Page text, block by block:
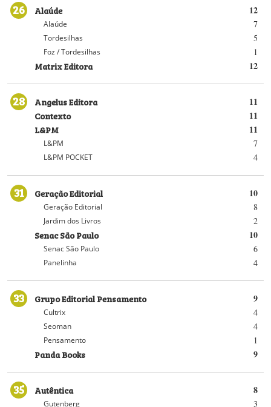
26 12
Alaúde
7
Alaúde
5
Tordesilhas
1
Foz / Tordesilhas
12
Matrix Editora
28 11
Angelus Editora
11
Contexto
11
L&PM
7
L&PM
4
L&PM POCKET
31 10
Geração Editorial
8
Geração Editorial
2
Jardim dos Livros
10
Senac São Paulo
6
Senac São Paulo
4
Panelinha
33 9
Grupo Editorial Pensamento
4
Cultrix
4
Seoman
1
Pensamento
9
Panda Books
35 8
Autêntica
3
Gutenberg